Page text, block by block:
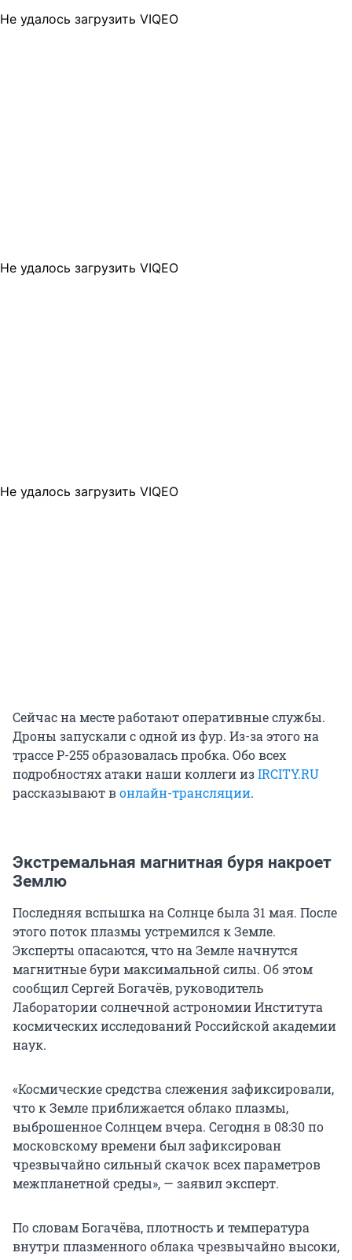
Не удалось загрузить VIQEO
Не удалось загрузить VIQEO
Не удалось загрузить VIQEO
Сейчас на месте работают оперативные службы.
Дроны запускали с одной из фур. Из-за этого на
трассе Р-255 образовалась пробка. Обо всех
подробностях атаки наши коллеги изIRCITY.RU
рассказывают вонлайн-трансляции.
Экстремальная магнитная буря накроет
Землю
Последняя вспышка на Солнце была 31 мая. После
этого поток плазмы устремился к Земле.
Эксперты опасаются, что на Земле начнутся
магнитные бури максимальной силы. Об этом
сообщил Сергей Богачёв, руководитель
Лаборатории солнечной астрономии Института
космических исследований Российской академии
наук.
«Космические средства слежения зафиксировали,
что к Земле приближается облако плазмы,
выброшенное Солнцем вчера. Сегодня в 08:30 по
московскому времени был зафиксирован
чрезвычайно сильный скачок всех параметров
межпланетной среды», — заявил эксперт.
По словам Богачёва, плотность и температура
внутри плазменного облака чрезвычайно высоки,